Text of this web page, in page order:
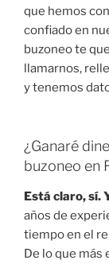
que hemos
confiado en
buzoneo te
llamarnos,
y tenemos
¿Ganaré
buzoneo en
Está claro, sí.
años de
tiempo en el
De lo que más